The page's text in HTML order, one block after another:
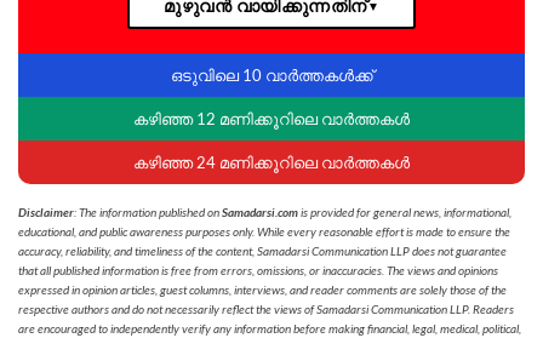
മുഴുവൻ വായിക്കുന്നതിന്▼
ഒടുവിലെ 10 വാർത്തകൾക്ക്
കഴിഞ്ഞ 12 മണിക്കൂറിലെ വാർത്തകൾ
കഴിഞ്ഞ 24 മണിക്കൂറിലെ വാർത്തകൾ
Disclaimer: The information published onSamadarsi.comis provided for general news, informational,
educational, and public awareness purposes only. While every reasonable effort is made to ensure the
accuracy, reliability, and timeliness of the content, Samadarsi Communication LLP does not guarantee
that all published information is free from errors, omissions, or inaccuracies. The views and opinions
expressed in opinion articles, guest columns, interviews, and reader comments are solely those of the
respective authors and do not necessarily reflect the views of Samadarsi Communication LLP. Readers
are encouraged to independently verify any information before making financial, legal, medical, political,